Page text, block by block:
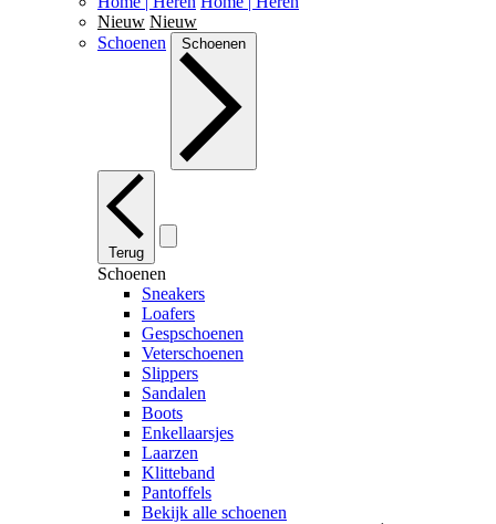
Nieuw Nieuw
Schoenen
Schoenen
Terug
Schoenen
Sneakers
Loafers
Gespschoenen
Veterschoenen
Slippers
Sandalen
Boots
Enkellaarsjes
Laarzen
Klitteband
Pantoffels
Bekijk alle schoenen